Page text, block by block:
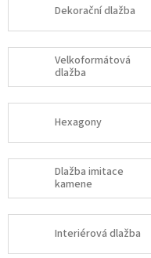
Dekorační dlažba
Velkoformátová
dlažba
Hexagony
Dlažba imitace
kamene
Interiérová dlažba